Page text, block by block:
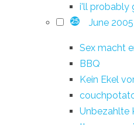
i'll probably
25 June 2005
Sex macht
BBQ
Kein Ekel
Unbezahlte